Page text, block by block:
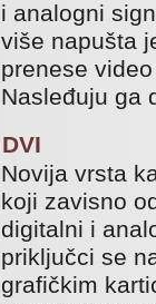
i analogni
više napušta
prenese
Nasleđuju ga
DVI
Novija vrsta
koji zavisno
digitalni i
priključci se
grafičkim